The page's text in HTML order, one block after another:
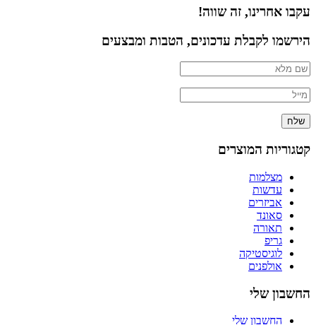
עקבו אחרינו, זה שווה!
הירשמו לקבלת עדכונים, הטבות ומבצעים
שלח
קטגוריות המוצרים
מצלמות
עדשות
אביזרים
סאונד
תאורה
גריפ
לוגיסטיקה
אולפנים
החשבון שלי
החשבון שלי